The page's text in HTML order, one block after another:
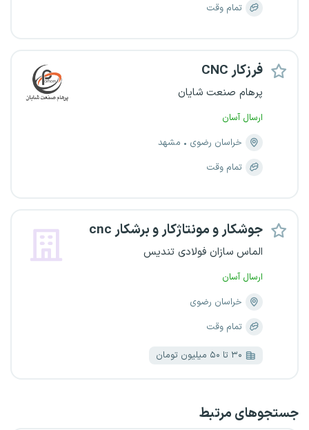
تمام وقت
فرزکار CNC
پرهام صنعت شایان
ارسال آسان
خراسان رضوی
مشهد
تمام وقت
جوشکار و مونتاژکار و برشکار cnc
الماس سازان فولادی تندیس
ارسال آسان
خراسان رضوی
تمام وقت
۳۰ تا ۵۰ میلیون تومان
جستجو‌های مرتبط